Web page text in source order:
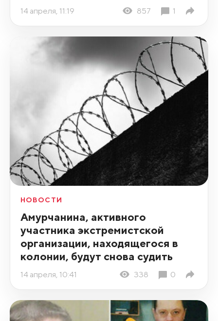
14 апреля, 11:19 857 1
НОВОСТИ
Амурчанина, активного
участника экстремистской
организации, находящегося в
колонии, будут снова судить
14 апреля, 10:41 338 0